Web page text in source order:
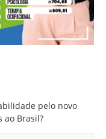
pelo novo
ao Brasil?